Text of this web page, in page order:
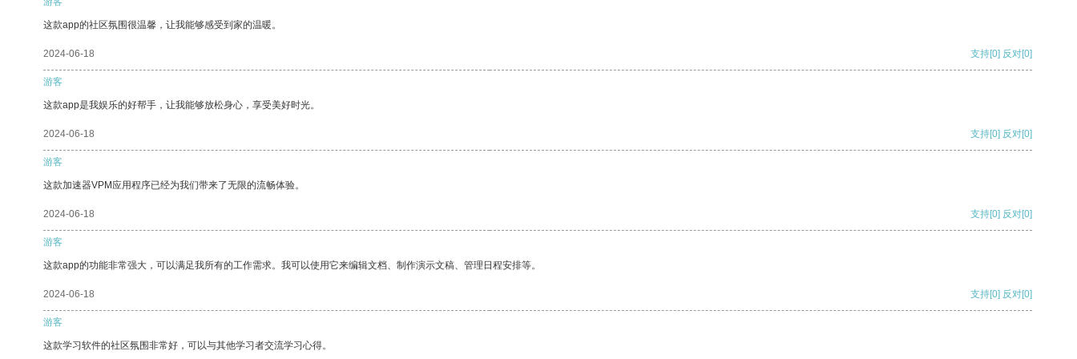
这款app的社区氛围很温馨，让我能够感受到家的温暖。
2024-06-18 支持[0] 反对[0]
游客
这款app是我娱乐的好帮手，让我能够放松身心，享受美好时光。
2024-06-18 支持[0] 反对[0]
游客
这款加速器VPM应用程序已经为我们带来了无限的流畅体验。
2024-06-18 支持[0] 反对[0]
游客
这款app的功能非常强大，可以满足我所有的工作需求。我可以使用它来编辑文档、制作演示文稿、管理日程安排等。
2024-06-18 支持[0] 反对[0]
游客
这款学习软件的社区氛围非常好，可以与其他学习者交流学习心得。